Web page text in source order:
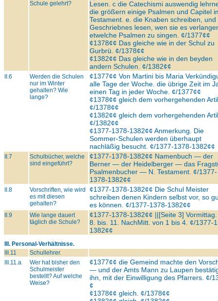
Schule gelehrt?
Lesen. c die Catechismi auswendig
die größern einige Psalmen und Capitel
Testament. e. die Knaben schreiben, und
Geschriebnes lesen, wen sie es
etwelche Psalmen zu singen. ¢/1377¢¢
¢1378¢¢ Das gleiche wie in der Schul zu
Gurbrü. ¢/1378¢¢
¢1382¢¢ Das gleiche wie in den beyden
andern Schulen. ¢/1382¢¢
II.6
Werden die Schulen
nur im Winter
gehalten? Wie
lange?
¢1377¢¢ Von Martini bis Maria
alle Tage der Woche. die übrige Zeit im
einen Tag in jeder Woche. ¢/1377¢¢
¢1378¢¢ gleich dem vorhergehenden
¢/1378¢¢
¢1382¢¢ gleich dem vorhergehenden
¢/1382¢¢
¢1377-1378-1382¢¢ Anmerkung. Die
Sommer-Schulen werden überhaupt
nachläßig besucht. ¢/1377-1378-1382¢¢
II.7
Schulbücher, welche
sind eingeführt?
¢1377-1378-1382¢¢ Namenbuch — der
Berner — der Heidelberger — das
Psalmenbucher — N. Testament. ¢/1377-
1378-1382¢¢
II.8
Vorschriften, wie wird
es mit diesen
gehalten?
¢1377-1378-1382¢¢ Die Schul Meister
schreiben denen Kindern selbst vor, so
es können. ¢/1377-1378-1382¢¢
II.9
Wie lange dauert
täglich die Schule?
¢1377-1378-1382¢¢ ||[Seite 3]
8. bis. 11. NachMitt. von 1 bis 4. ¢/1377-
1382¢¢
III. Personal-Verhältnisse.
III.11
Schullehrer.
III.11.a
Wer hat bisher den
Schulmeister
bestellt? Auf welche
Weise?
¢1377¢¢ die Gemeind machte den
— und der Amts Mann zu Laupen
ihn, mit der Einwilligung des Pfarrers. ¢/
¢
¢1378¢¢ gleich. ¢/1378¢¢